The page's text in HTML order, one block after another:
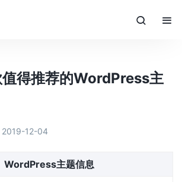
得推荐的WordPress主
2019-12-04
WordPress主题信息